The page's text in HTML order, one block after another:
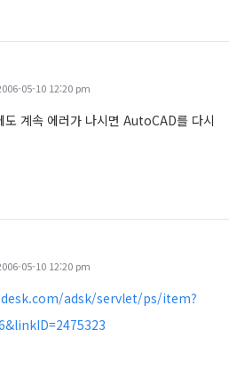
05-10 12:20 pm
도 계속 에러가 나시면 AutoCAD를 다시
05-10 12:20 pm
adsk/servlet/ps/item?